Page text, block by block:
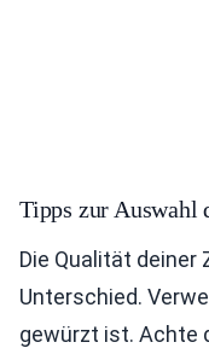
Tipps zur Auswahl
Die Qualität deiner
Unterschied.
gewürzt ist. Achte